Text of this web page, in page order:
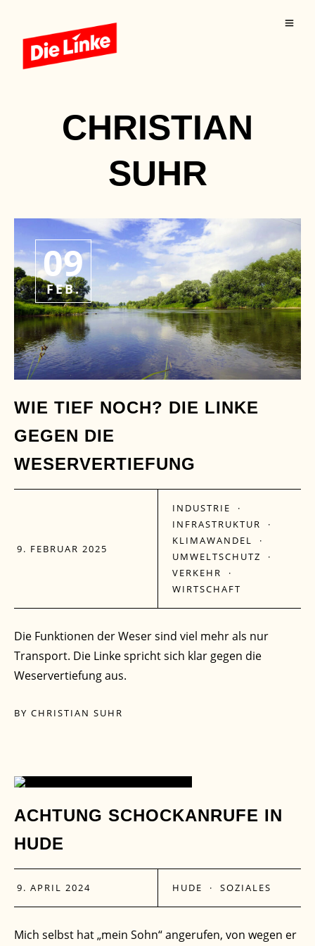
CHRISTIAN
SUHR
09
FEB.
WIE TIEF NOCH? DIE LINKE
GEGEN DIE
WESERVERTIEFUNG
9. FEBRUAR 2025
INDUSTRIE ·
INFRASTRUKTUR ·
KLIMAWANDEL ·
UMWELTSCHUTZ ·
VERKEHR ·
WIRTSCHAFT
Die Funktionen der Weser sind viel mehr als nur
Transport. Die Linke spricht sich klar gegen die
Weservertiefung aus.
BY CHRISTIAN SUHR
09
APR.
ACHTUNG SCHOCKANRUFE IN
HUDE
9. APRIL 2024 HUDE · SOZIALES
Mich selbst hat „mein Sohn“ angerufen, von wegen er